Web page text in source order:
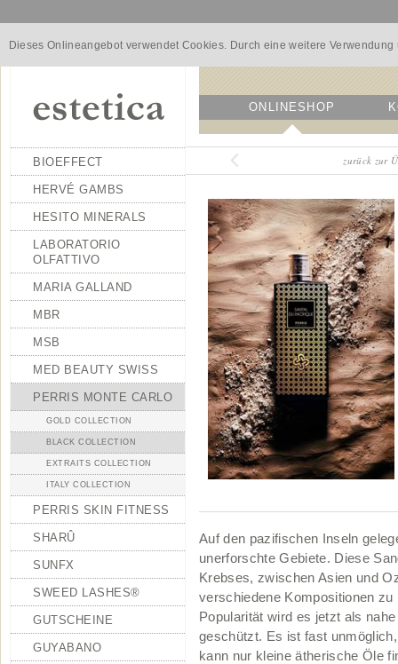
Dieses Onlineangebot verwendet Cookies. Durch eine weitere
BIOEFFECT
HERVÉ GAMBS
HESITO MINERALS
LABORATORIO
OLFATTIVO
MARIA GALLAND
MBR
MSB
MED BEAUTY SWISS
PERRIS MONTE CARLO
GOLD COLLECTION
BLACK COLLECTION
EXTRAITS COLLECTION
ITALY COLLECTION
PERRIS SKIN FITNESS
SHARÛ
SUNFX
SWEED LASHES®
GUTSCHEINE
GUYABANO
ONLINESHOP
zurück zur
Auf den pazifischen Inseln
unerforschte Gebiete. Diese
Krebses, zwischen Asien und
verschiedene Kompositionen
Popularität wird es jetzt als
geschützt. Es ist fast
kann nur kleine ätherische Öle